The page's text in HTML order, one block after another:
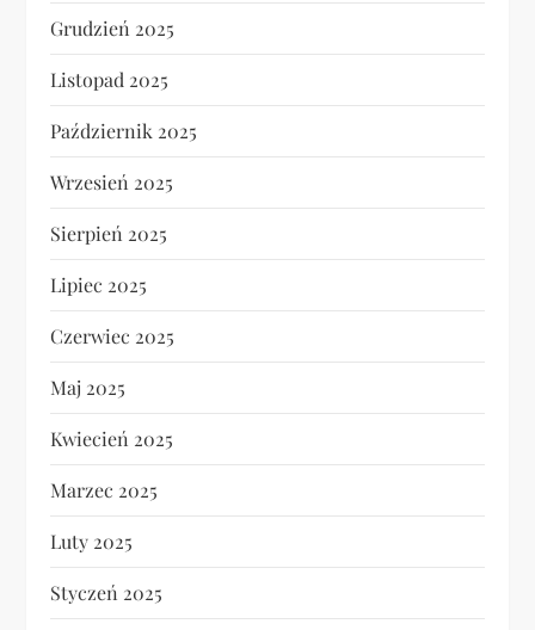
Grudzień 2025
Listopad 2025
Październik 2025
Wrzesień 2025
Sierpień 2025
Lipiec 2025
Czerwiec 2025
Maj 2025
Kwiecień 2025
Marzec 2025
Luty 2025
Styczeń 2025